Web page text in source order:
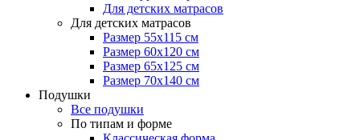
Для детских матрасов
Для детских матрасов
Размер 55x115 см
Размер 60x120 см
Размер 65x125 см
Размер 70x140 см
Подушки
Все подушки
По типам и форме